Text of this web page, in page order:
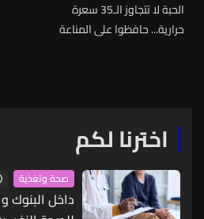
الحبة لا تتجاوز الـ35 سعرة
حرارية... حافظوا على المناعة
اخترنا لكم
صحة وتغذية
داخل البنوك